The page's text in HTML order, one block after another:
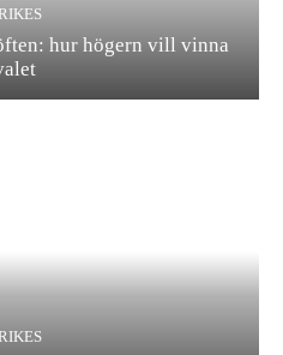
hur högern vill vinna